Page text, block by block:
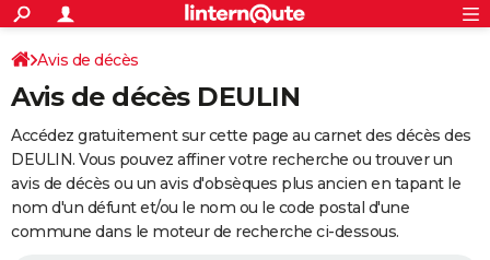
ACTUALITÉS
Politique
Société
Faits Divers
Education
Monde
Villes
+
SPORT
Coupe du monde 2026
Football
Tennis
Cyclisme
Rugby
Forum
Programme TV
TNT
Streaming
Cinéma
Sorties cinéma
Musique
+
FINANCE
Retraite
Epargne
Immobilier
Risques naturels par ville
Banque
Assurance
AUTO
Essais
Réserver un essai
Citadines
Berlines
SUV
Forum auto
+
Avis de décès
Avis de décès DEULIN
Accédez gratuitement sur cette page au carnet des décès des
DEULIN. Vous pouvez affiner votre recherche ou trouver un
avis de décès ou un avis d'obsèques plus ancien en tapant le
nom d'un défunt et/ou le nom ou le code postal d'une
commune dans le moteur de recherche ci-dessous.